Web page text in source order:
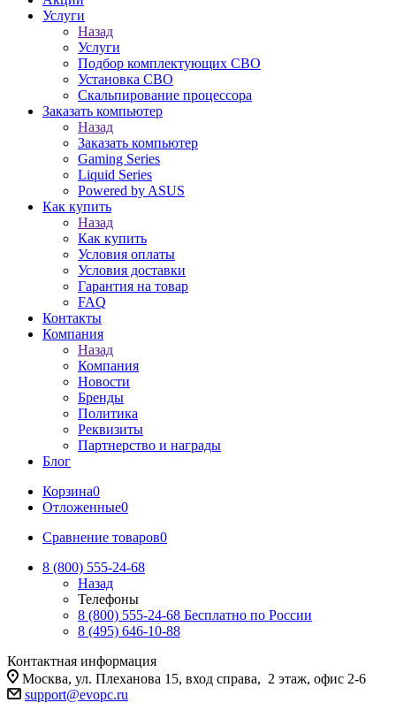
Услуги
Назад
Услуги
Подбор комплектующих СВО
Установка СВО
Скальпирование процессора
Заказать компьютер
Назад
Заказать компьютер
Gaming Series
Liquid Series
Powered by ASUS
Как купить
Назад
Как купить
Условия оплаты
Условия доставки
Гарантия на товар
FAQ
Контакты
Компания
Назад
Компания
Новости
Бренды
Политика
Реквизиты
Партнерство и награды
Блог
Корзина0
Отложенные0
Сравнение товаров0
8 (800) 555-24-68
Назад
Телефоны
8 (800) 555-24-68 Бесплатно по России
8 (495) 646-10-88
Контактная информация
Москва, ул. Плеханова 15, вход справа, 2 этаж, офис 2-6
support@evopc.ru